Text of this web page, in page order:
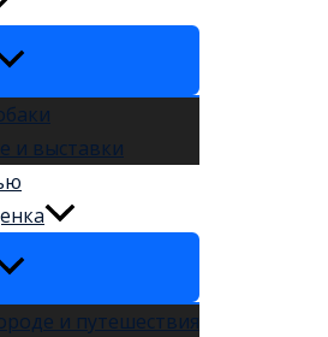
и выставки
и путешествия